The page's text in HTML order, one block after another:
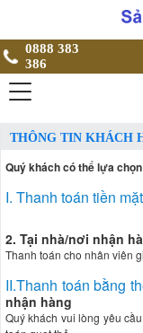
0888 383
386
THÔNG TIN KHÁCH
Quý khách có thể lựa
I. Thanh toán tiền mặt
2. Tại nhà/nơi nhận
Thanh toán cho nhân viên
II.Thanh toán bằng
nhận hàng
Quý khách vui lòng yêu